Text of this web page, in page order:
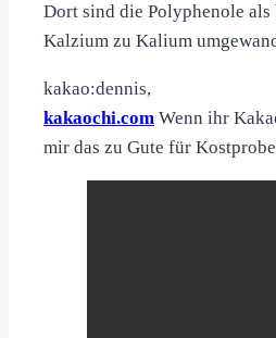
Dort sind die Polyphenole
Kalzium zu Kalium
kakao:dennis,
kakaochi.com Wenn ihr
mir das zu Gute für